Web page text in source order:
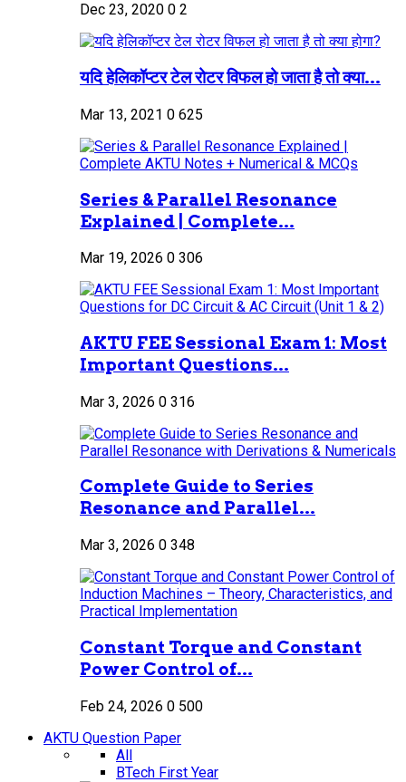
Dec 23, 2020 0 2
यदि हेलिकॉप्टर टेल रोटर विफल हो जाता है तो क्या...
Mar 13, 2021 0 625
Series & Parallel Resonance
Explained | Complete...
Mar 19, 2026 0 306
AKTU FEE Sessional Exam 1: Most
Important Questions...
Mar 3, 2026 0 316
Complete Guide to Series
Resonance and Parallel...
Mar 3, 2026 0 348
Constant Torque and Constant
Power Control of...
Feb 24, 2026 0 500
AKTU Question Paper
All
BTech First Year